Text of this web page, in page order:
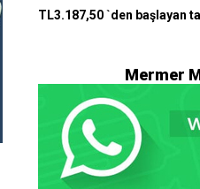
TL3.187,50`den başlayan
Mermer